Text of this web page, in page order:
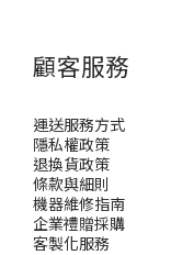
顧客服務
運送服務方式
隱私權政策
退換貨政策
條款與細則
機器維修指南
企業禮贈採購
客製化服務